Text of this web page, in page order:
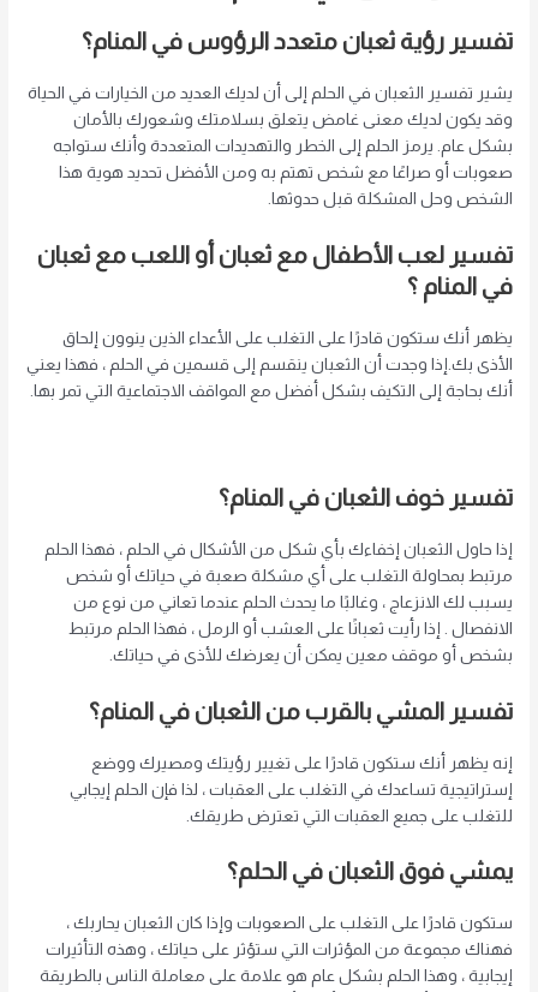
تفسير رؤية ثعبان متعدد الرؤوس في المنام؟
يشير تفسير الثعبان في الحلم إلى أن لديك العديد من الخيارات في الحياة
وقد يكون لديك معنى غامض يتعلق بسلامتك وشعورك بالأمان
بشكل عام. يرمز الحلم إلى الخطر والتهديدات المتعددة وأنك ستواجه
صعوبات أو صراعًا مع شخص تهتم به ومن الأفضل تحديد هوية هذا
الشخص وحل المشكلة قبل حدوثها.
تفسير لعب الأطفال مع ثعبان أو اللعب مع ثعبان
في المنام ؟
يظهر أنك ستكون قادرًا على التغلب على الأعداء الذين ينوون إلحاق
الأذى بك.إذا وجدت أن الثعبان ينقسم إلى قسمين في الحلم ، فهذا يعني
أنك بحاجة إلى التكيف بشكل أفضل مع المواقف الاجتماعية التي تمر بها.
تفسير خوف الثعبان في المنام؟
إذا حاول الثعبان إخفاءك بأي شكل من الأشكال في الحلم ، فهذا الحلم
مرتبط بمحاولة التغلب على أي مشكلة صعبة في حياتك أو شخص
يسبب لك الانزعاج ، وغالبًا ما يحدث الحلم عندما تعاني من نوع من
الانفصال . إذا رأيت ثعبانًا على العشب أو الرمل ، فهذا الحلم مرتبط
بشخص أو موقف معين يمكن أن يعرضك للأذى في حياتك.
تفسير المشي بالقرب من الثعبان في المنام؟
إنه يظهر أنك ستكون قادرًا على تغيير رؤيتك ومصيرك ووضع
إستراتيجية تساعدك في التغلب على العقبات ، لذا فإن الحلم إيجابي
للتغلب على جميع العقبات التي تعترض طريقك.
يمشي فوق الثعبان في الحلم؟
ستكون قادرًا على التغلب على الصعوبات وإذا كان الثعبان يحاربك ،
فهناك مجموعة من المؤثرات التي ستؤثر على حياتك ، وهذه التأثيرات
إيجابية ، وهذا الحلم بشكل عام هو علامة على معاملة الناس بالطريقة